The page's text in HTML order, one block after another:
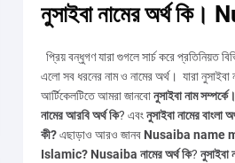
নুসাইবা নামের অর্থ
প্রিয় বন্ধুগণ যারা গুগলে সার্চ করে প্রতিনিয়ত
এলো সব ধরনের নাম ও নামের অর্থ। যারা
আর্টিকেলটিতে আমরা জানবোনুসাইবা নাম সম্পর্কে।
নামের আরবি অর্থ কি? এবংনুসাইবা নামের বাংলা
কী?এছাড়াও আরও জানব Nusaiba name
Islamic? Nusaiba নামের অর্থ কি? নুসাইবা